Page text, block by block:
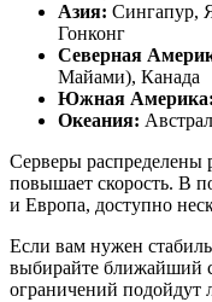
Азия: Сингапур,
Гонконг
Северная
Майами), Канада
Южная Америка:
Океания:
Серверы распределены
повышает скорость. В
и Европа, доступно
Если вам нужен
выбирайте ближайший
ограничений подойдут